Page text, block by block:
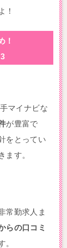
！
！
マイナビな
が豊富で
をとってい
ます。
常勤求人ま
らの口コミ
。